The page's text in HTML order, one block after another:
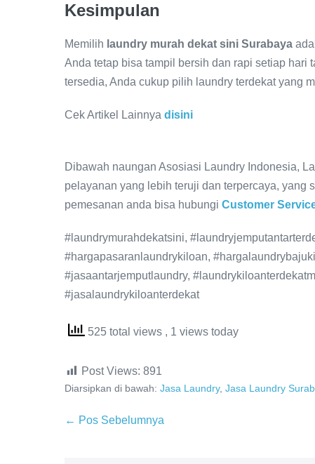
Kesimpulan
Memilih laundry murah dekat sini Surabaya
Anda tetap bisa tampil bersih dan rapi setiap hari
tersedia, Anda cukup pilih laundry terdekat yang
Cek Artikel Lainnya disini
Dibawah naungan Asosiasi Laundry Indonesia,
pelayanan yang lebih teruji dan terpercaya, yang
pemesanan anda bisa hubungi Customer
#laundrymurahdekatsini,
#hargapasaranlaundrykiloan,
#jasaantarjemputlaundry,
#jasalaundrykiloanterdekat
525 total views , 1 views today
Post Views: 891
Diarsipkan di bawah: Jasa Laundry, Jasa Laundry
Navigasi
← Pos Sebelumnya